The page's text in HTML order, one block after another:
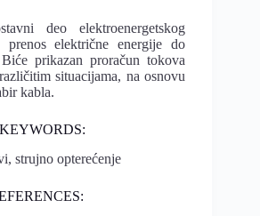
deo elektroenergetskog
električne energije do
prikazan proračun tokova
situacijama, na osnovu
kabla.
strujno opterećenje